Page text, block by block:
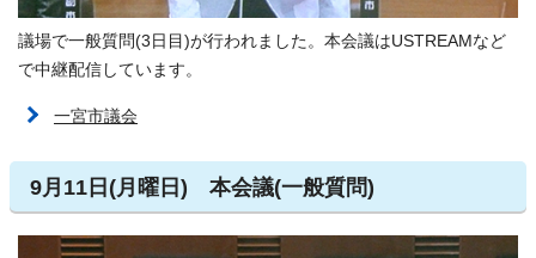
議場で一般質問(3日目)が行われました。本会議はUSTREAMなど
で中継配信しています。
一宮市議会
9月11日(月曜日) 本会議(一般質問)